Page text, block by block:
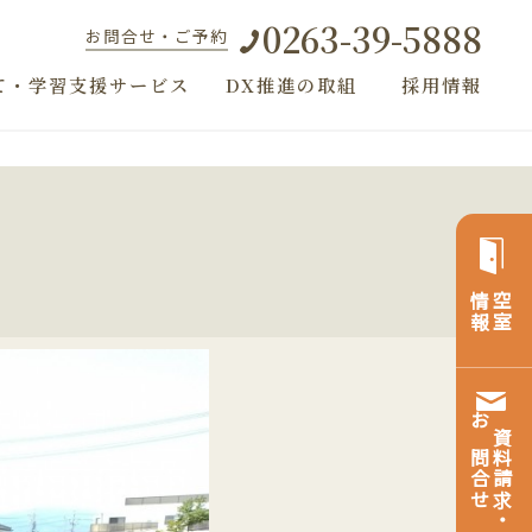
お問合せ・ご予約 0263-39-5888
・学習支援サービス DX推進の取組 採用情報
空室
情報
資料請求・
お問合せ